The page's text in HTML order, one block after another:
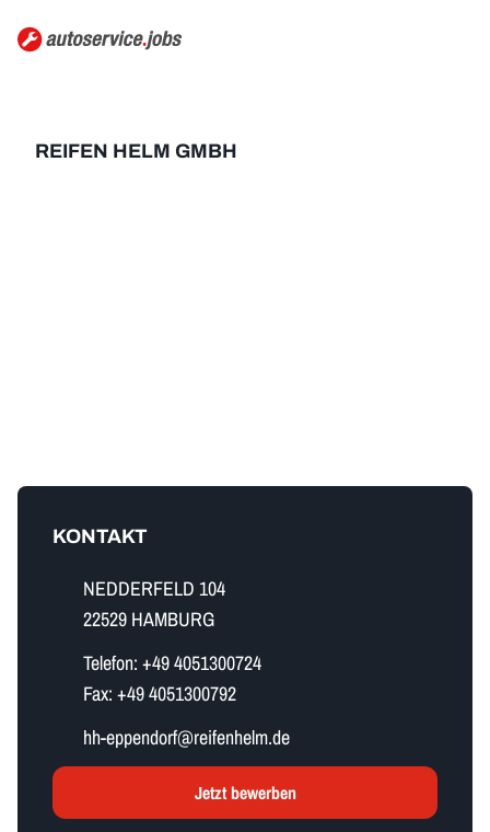
REIFEN HELM GMBH
KONTAKT
NEDDERFELD 104
22529 HAMBURG
Telefon: +49 4051300724
Fax: +49 4051300792
h​h​-​e​p​p​e​n​d​o​r​f​@reifenhelm.de
Jetzt bewerben